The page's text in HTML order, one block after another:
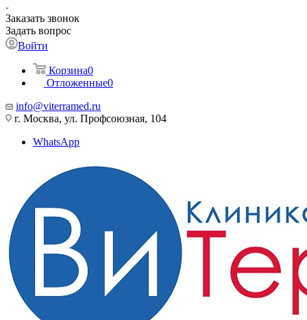
Заказать звонок
Задать вопрос
Войти
Корзина0
Отложенные0
info@viterramed.ru
г. Москва, ул. Профсоюзная, 104
WhatsApp